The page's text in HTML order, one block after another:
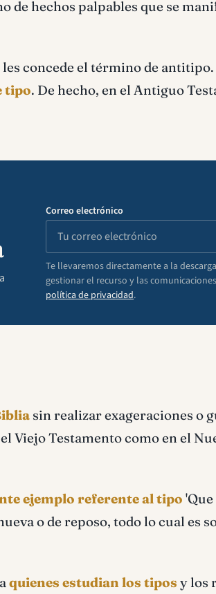
de hechos palpables que se
concede el término de
tipo. De hecho, en el Antiguo
Correo electrónico
Te llevaremos directamente a la
gestionar el recurso y las
política de privacidad.
sin realizar exageraciones o
Viejo Testamento como en el
ejemplo referente al tipo
o de reposo, todo lo cual es
quienes estudian los tipos y los